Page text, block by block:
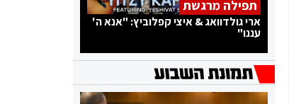
תפילה מרגשת
ארי גולדוואג & איצי קפלוביץ: "אנא ה'
עננו"